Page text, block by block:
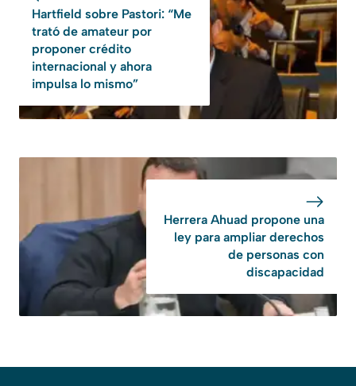
Hartfield sobre Pastori: “Me
trató de amateur por
proponer crédito
internacional y ahora
impulsa lo mismo”
Herrera Ahuad propone una
ley para ampliar derechos
de personas con
discapacidad